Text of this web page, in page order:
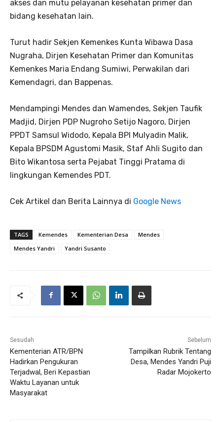
akses dan mutu pelayanan kesehatan primer dan
bidang kesehatan lain.
Turut hadir Sekjen Kemenkes Kunta Wibawa Dasa
Nugraha, Dirjen Kesehatan Primer dan Komunitas
Kemenkes Maria Endang Sumiwi, Perwakilan dari
Kemendagri, dan Bappenas.
Mendampingi Mendes dan Wamendes, Sekjen Taufik
Madjid, Dirjen PDP Nugroho Setijo Nagoro, Dirjen
PPDT Samsul Widodo, Kepala BPI Mulyadin Malik,
Kepala BPSDM Agustomi Masik, Staf Ahli Sugito dan
Bito Wikantosa serta Pejabat Tinggi Pratama di
lingkungan Kemendes PDT.
Cek Artikel dan Berita Lainnya di Google News
TAGS Kemendes Kementerian Desa
Mendes
Mendes Yandri
Yandri Susanto
Sesudah
Kementerian ATR/BPN
Hadirkan Pengukuran
Terjadwal, Beri Kepastian
Waktu Layanan untuk
Masyarakat
Sebelum
Tampilkan Rubrik Tentang
Desa, Mendes Yandri Puji
Radar Mojokerto